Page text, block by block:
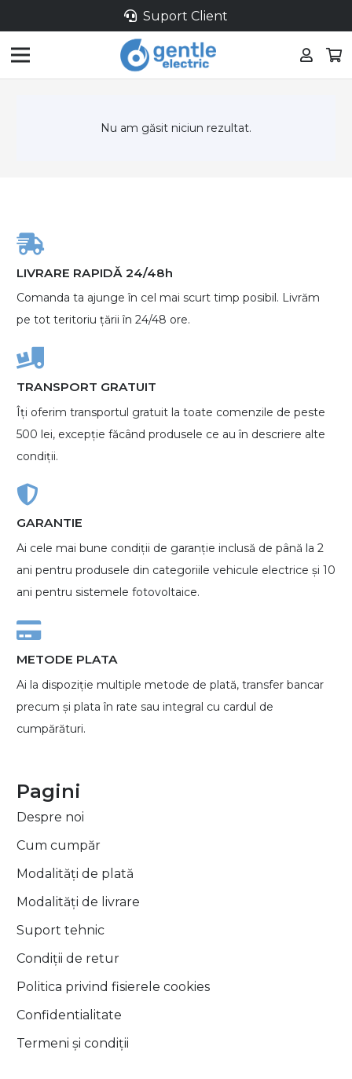
Suport Client
Nu am găsit niciun rezultat.
LIVRARE RAPIDĂ 24/48h
Comanda ta ajunge în cel mai scurt timp posibil. Livrăm
pe tot teritoriu țării în 24/48 ore.
TRANSPORT GRATUIT
Îți oferim transportul gratuit la toate comenzile de peste
500 lei, excepție făcând produsele ce au în descriere alte
condiții.
GARANTIE
Ai cele mai bune condiții de garanție inclusă de până la 2
ani pentru produsele din categoriile vehicule electrice și 10
ani pentru sistemele fotovoltaice.
METODE PLATA
Ai la dispoziție multiple metode de plată, transfer bancar
precum și plata în rate sau integral cu cardul de
cumpărături.
Pagini
Despre noi
Cum cumpăr
Modalități de plată
Modalități de livrare
Suport tehnic
Condiții de retur
Politica privind fisierele cookies
Confidentialitate
Termeni și condiții